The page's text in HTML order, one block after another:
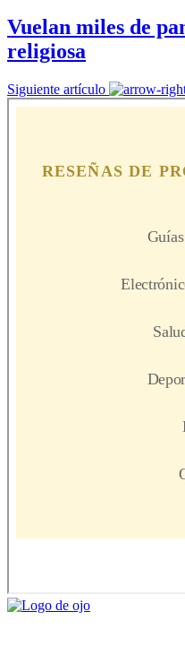
Vuelan miles de
religiosa
Siguiente artículo